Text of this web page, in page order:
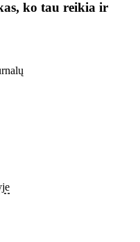
ko tau reikia ir